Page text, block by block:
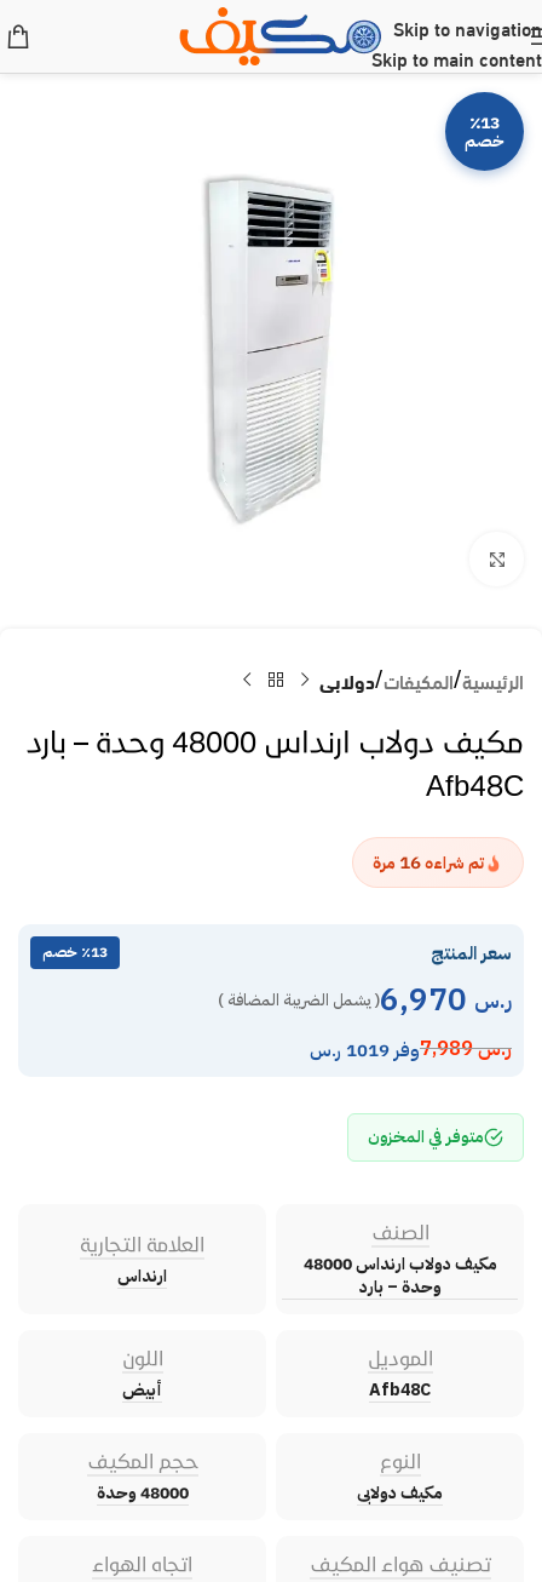
Skip to navigation
Skip to main content
٪13
خصم
الرئيسية المكيفات دولابى
مكيف دولاب ارنداس 48000 وحدة – بارد
Afb48C
تم شراءه16 مرة
سعر المنتج ٪13 خصم
ر.س ( يشمل الضريبة المضافة )
ر.س7,989 وفر 1019 ر.س
متوفر في المخزون
الصنف
مكيف دولاب ارنداس 48000
وحدة – بارد
العلامة التجارية
ارنداس
الموديل
Afb48C
اللون
أبيض
النوع
مكيف دولابى
حجم المكيف
48000 وحدة
تصنيف هواء المكيف اتجاه الهواء